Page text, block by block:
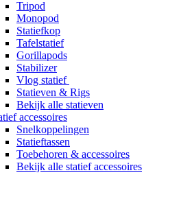
Tripod
Monopod
Statiefkop
Tafelstatief
Gorillapods
Stabilizer
Vlog statief
Statieven & Rigs
Bekijk alle statieven
accessoires
Snelkoppelingen
Statieftassen
Toebehoren & accessoires
Bekijk alle statief accessoires